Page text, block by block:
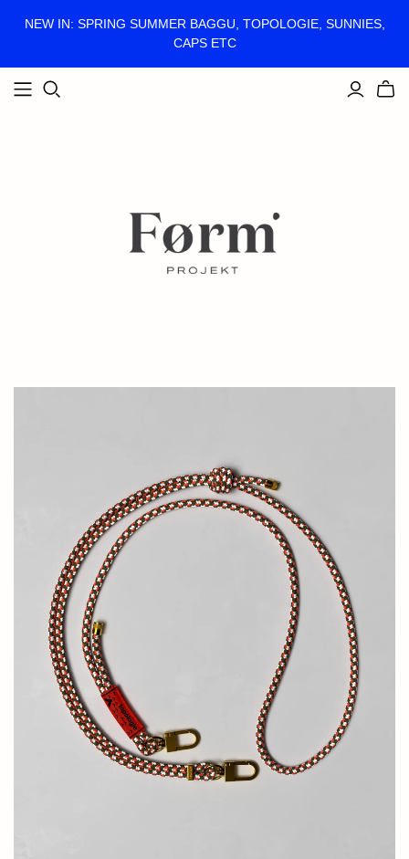
NEW IN: SPRING SUMMER BAGGU, TOPOLOGIE, SUNNIES,
CAPS ETC